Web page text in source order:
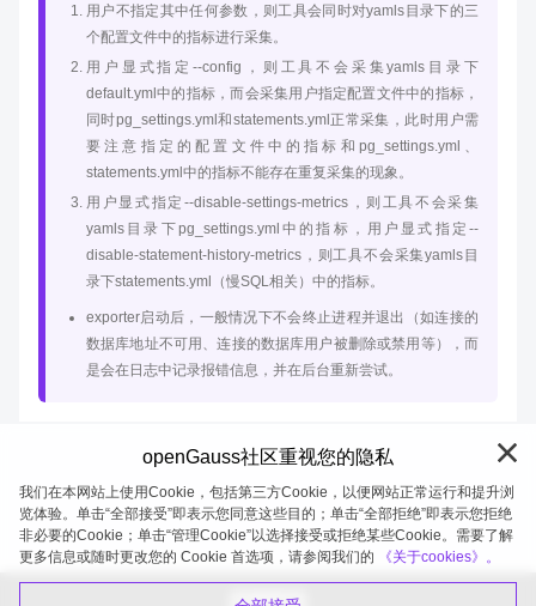
用户不指定其中任何参数，则工具会同时对yamls目录下的三
个配置文件中的指标进行采集。
用户显式指定--config，则工具不会采集yamls目录下
default.yml中的指标，而会采集用户指定配置文件中的指标，
同时pg_settings.yml和statements.yml正常采集，此时用户需
要注意指定的配置文件中的指标和pg_settings.yml、
statements.yml中的指标不能存在重复采集的现象。
用户显式指定--disable-settings-metrics，则工具不会采集
yamls目录下pg_settings.yml中的指标，用户显式指定--
disable-statement-history-metrics，则工具不会采集yamls目
录下statements.yml（慢SQL相关）中的指标。
exporter启动后，一般情况下不会终止进程并退出（如连接的
数据库地址不可用、连接的数据库用户被删除或禁用等），而
是会在日志中记录报错信息，并在后台重新尝试。
openGauss 2026-08-06 20:05:29
openGauss社区重视您的隐私
我们在本网站上使用Cookie，包括第三方Cookie，以便网站正常运行和提升浏
览体验。单击“全部接受”即表示您同意这些目的；单击“全部拒绝”即表示您拒绝
非必要的Cookie；单击“管理Cookie”以选择接受或拒绝某些Cookie。需要了解
更多信息或随时更改您的 Cookie 首选项，请参阅我们的
《关于cookies》。